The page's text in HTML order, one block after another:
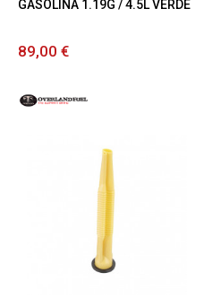
GASOLINA 1.19G / 4.5L VERDE
89,00 €